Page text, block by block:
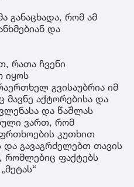
განაცხადა, რომ ამ
და
რათა ჩვენი
იყოს
გვისაუბრია იმ
აქტორებისა და
და წაშლას
ვართ, რომ
კუთხით
და გავაგრძელებთ თავის
რომლებიც ფაქტებს